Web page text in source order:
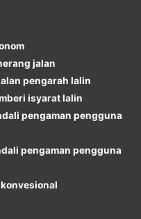
jalan
pengarah lalin
isyarat lalin
pengaman pengguna
pengaman pengguna